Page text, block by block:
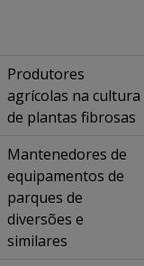
Produtores
agrícolas na cultura
de plantas fibrosas
Mantenedores de
equipamentos de
parques de
diversões e
similares